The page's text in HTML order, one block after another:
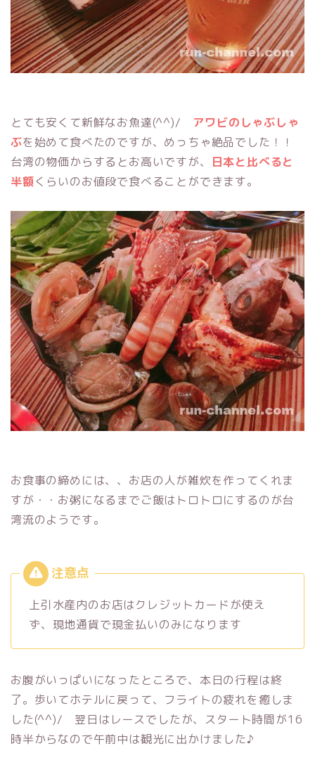
とても安くて新鮮なお魚達(^^)/ アワビのしゃぶしゃ
ぶを始めて食べたのですが、めっちゃ絶品でした！！
台湾の物価からするとお高いですが、
日本と比べると
半額くらいのお値段で食べることができます。
お食事の締めには、、お店の人が雑炊を作ってくれま
すが・・お粥になるまでご飯はトロトロにするのが台
湾流のようです。
上引水産内のお店はクレジットカードが使え
ず、現地通貨で現金払いのみになります
お腹がいっぱいになったところで、本日の行程は終
了。歩いてホテルに戻って、フライトの疲れを癒しま
した(^^)/ 翌日はレースでしたが、スタート時間が16
時半からなので午前中は観光に出かけました♪